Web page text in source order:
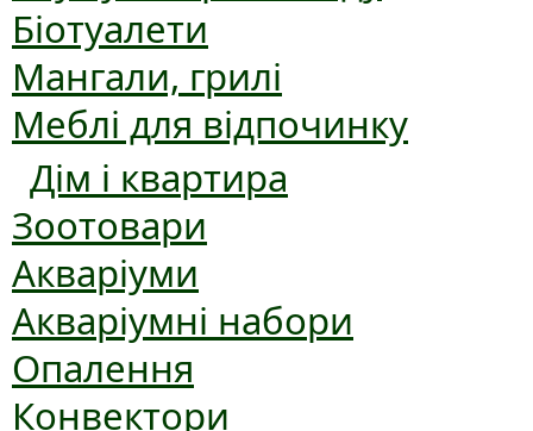
Біотуалети
Мангали, грилі
Меблі для відпочинку
Дім і квартира
Зоотовари
Акваріуми
Акваріумні набори
Опалення
Конвектори